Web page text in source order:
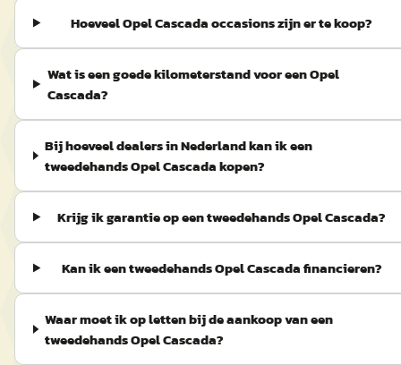
Hoeveel Opel Cascada occasions zijn er te koop?
Wat is een goede kilometerstand voor een Opel
Cascada?
Bij hoeveel dealers in Nederland kan ik een
tweedehands Opel Cascada kopen?
Krijg ik garantie op een tweedehands Opel Cascada?
Kan ik een tweedehands Opel Cascada financieren?
Waar moet ik op letten bij de aankoop van een
tweedehands Opel Cascada?